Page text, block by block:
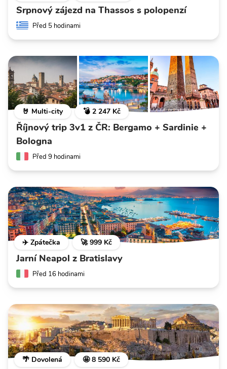
Srpnový zájezd na Thassos s polopenzí
Před 5 hodinami
🤘 Multi-city 💣 2 247 Kč
Říjnový trip 3v1 z ČR: Bergamo + Sardinie +
Bologna
Před 9 hodinami
✈️ Zpátečka 🚀 999 Kč
Jarní Neapol z Bratislavy
Před 16 hodinami
🌴 Dovolená 🤩 8 590 Kč